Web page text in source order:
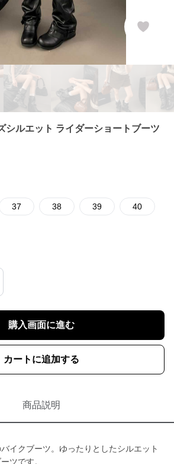
シルエット ライダーショートブーツ
37 38 39 40
購入画面に進む
カートに追加する
商品説明
イクブーツ。ゆったりとしたシルエット
ツです。